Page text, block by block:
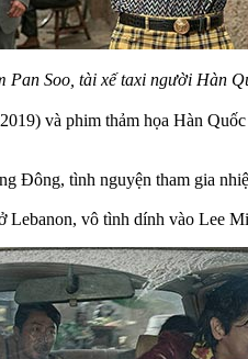
Soo, tài xế taxi người Hàn
và phim thảm họa Hàn Quốc
Đông, tình nguyện tham gia
Lebanon, vô tình dính vào Lee